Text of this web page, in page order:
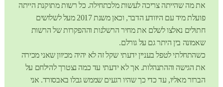
את מה שהייתה צריכה לעשות מלכתחילה. כל רשות מתוקנת הייתה
פועלת מיד עם היוודע הדבר, וכאן משנת 2017 מעל לשלושים
חתולים נאלצו לשלם את מחיר הרשלנות וההפקרות של הרשות
שאמונה בין היתר גם על גורלם.
כשהתחלתי לטפל בעניין ידעתי שקל זה לא יהיה מכיוון שאני מכירה
את הגישה וההתנהלות. אך לא ידעתי עד כמה נצטרך להילחם על
הברור מאליו, עד כדי כך שהיו רגעים שממש גבלו באבסורד. אני